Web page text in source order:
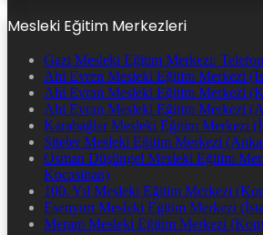
Mesleki Eğitim Merkezleri
Gazi Mesleki Eğitim Merkezi:
Ahi Evren Mesleki Eğitim Merkezi
Ahi Evran Mesleki Eğitim Merkezi
Ahi Evran Mesleki Eğitim Merkezi
Karabağlar Mesleki Eğitim Merkezi
Siteler Mesleki Eğitim Merkezi
Osman Düşüngel Mesleki Eğitim
Kocasinan)
100. Yıl Mesleki Eğitim Merkezi
Esenyurt Mesleki Eğitim Merkezi
Meram Mesleki Eğitim Merkezi